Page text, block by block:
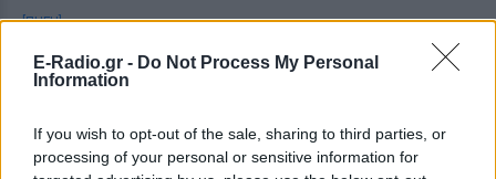
E-Radio.gr - Do Not Process My Personal
Information
If you wish to opt-out of the sale, sharing to third parties, or
processing of your personal or sensitive information for
[ΠΗΓΗ]